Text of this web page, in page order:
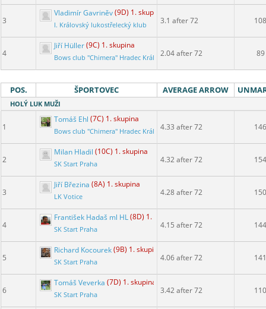
3
Vladimír Gavriněv(9D) 1. skupina
I. Královský lukostřelecký klub 3.1 after 72 108
4
Jiří Hüller(9C) 1. skupina
Bows club "Chimera" Hradec Králové2.04 after 72 89
POS. ŠPORTOVEC AVERAGE ARROW
HOLÝ LUK MUŽI
1
Tomáš Ehl (7C) 1. skupina
Bows club "Chimera" Hradec Králové4.33 after 72 146
2
Milan Hladil (10C) 1. skupina
SK Start Praha 4.32 after 72 154
3
Jiří Březina (8A) 1. skupina
LK Votice 4.28 after 72 150
4
František Hadaš ml HL(8D) 1. skupina
SK Start Praha 4.15 after 72 144
5
Richard Kocourek(9B) 1. skupina
SK Start Praha 4.06 after 72 141
6
Tomáš Veverka (7D) 1. skupina
SK Start Praha 3.42 after 72 110